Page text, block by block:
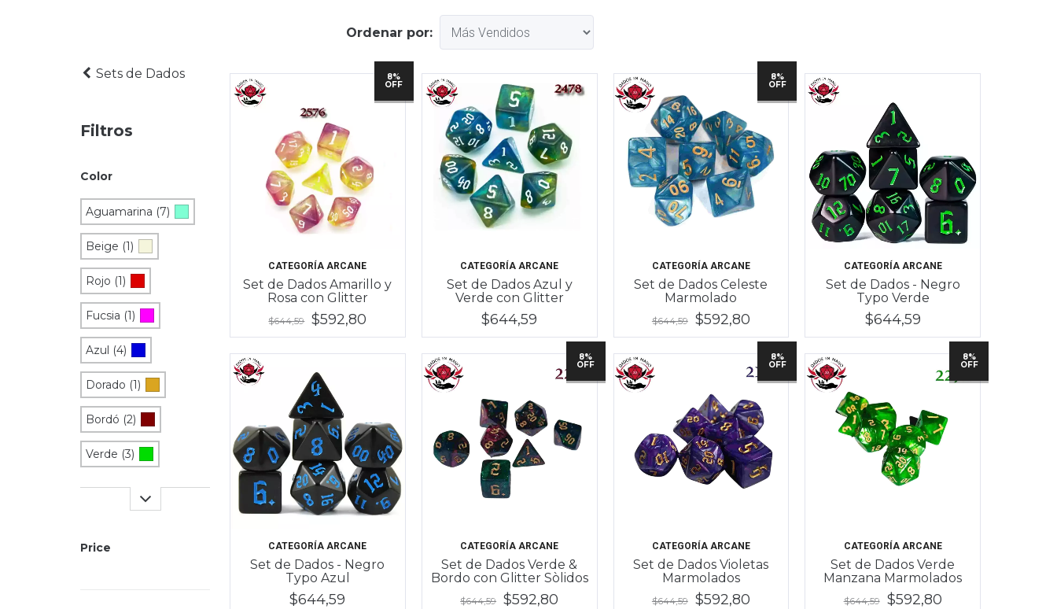
Ordenar por:
Sets de Dados
Filtros
Color
Aguamarina (7)
Beige (1)
Rojo (1)
Fucsia (1)
Azul (4)
Dorado (1)
Bordó (2)
Verde (3)
Price
8%
OFF
CATEGORÍA ARCANE
Set de Dados Amarillo y
Rosa con Glitter
$644,59 $592,80
CATEGORÍA ARCANE
Set de Dados Azul y
Verde con Glitter
$644,59
8%
OFF
CATEGORÍA ARCANE
Set de Dados Celeste
Marmolado
$644,59 $592,80
CATEGORÍA ARCANE
Set de Dados - Negro
Typo Verde
$644,59
CATEGORÍA ARCANE
Set de Dados - Negro
Typo Azul
$644,59
8%
OFF
CATEGORÍA ARCANE
Set de Dados Verde &
Bordo con Glitter Sòlidos
$644,59 $592,80
8%
OFF
CATEGORÍA ARCANE
Set de Dados Violetas
Marmolados
$644,59 $592,80
8%
OFF
CATEGORÍA ARCANE
Set de Dados Verde
Manzana Marmolados
$644,59 $592,80